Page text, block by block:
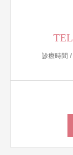
診療時間